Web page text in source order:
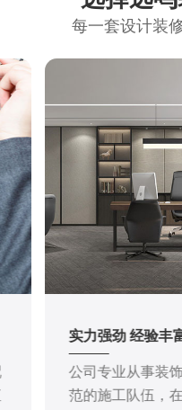
每一套设计装
实力强劲 经验丰
公司专业从事装
范的施工队伍，